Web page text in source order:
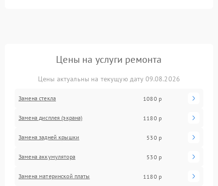
Цены на услуги ремонта
Цены актуальны на текущую дату 09.08.2026
Замена стекла 1080 р
Замена дисплея (экрана) 1180 р
Замена задней крышки 530 р
Замена аккумулятора 530 р
Замена материнской платы 1180 р